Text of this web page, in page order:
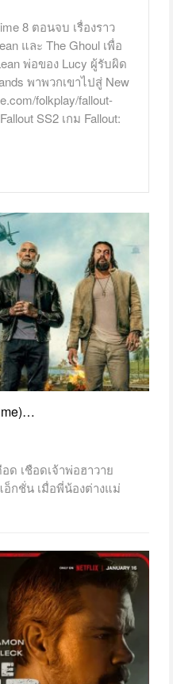
8 ตอนจบ เรื่องราว
และ The Ghoul เพื่อ
พ่อของ Lucy ผู้รับผิด
พาพวกเขาไปสู่ New
folkplay/fallout-
SS2 เกม Fallout:
ด เชือดเจ้าพ่อฮาวาย
กชั่น เมื่อพี่น้องต่างแม่